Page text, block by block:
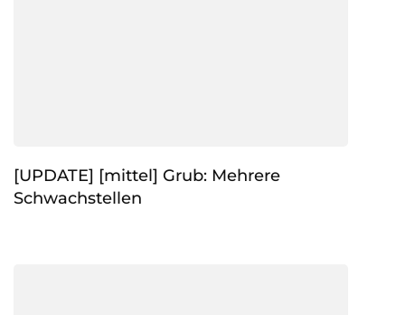
[UPDATE] [mittel] Grub: Mehrere
Schwachstellen